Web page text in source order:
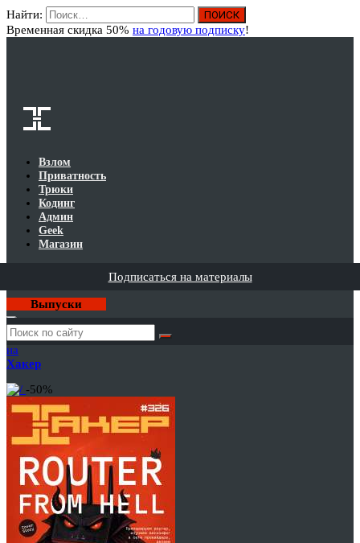
Найти:
Временная скидка 50% на годовую подписку!
Взлом
Приватность
Трюки
Кодинг
Админ
Geek
Магазин
Подписаться на материалы
Выпуски
Годовая
подписка
на
Хакер
-50%